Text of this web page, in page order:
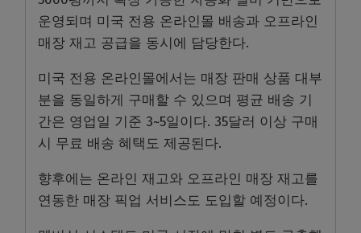
운영되며 미국 전용 온라인몰 배송과 오프라인
매장 재고 공급을 동시에 담당한다.
미국 전용 온라인몰에서는 매장 판매 상품 대부
분을 동일하게 구매할 수 있으며 평균 배송 기
간은 영업일 기준 3~5일이다. 35달러 이상 구매
시 무료 배송 혜택도 제공된다.
향후에는 온라인 재고와 오프라인 매장 재고를
연동한 매장 픽업 서비스도 도입할 예정이다.